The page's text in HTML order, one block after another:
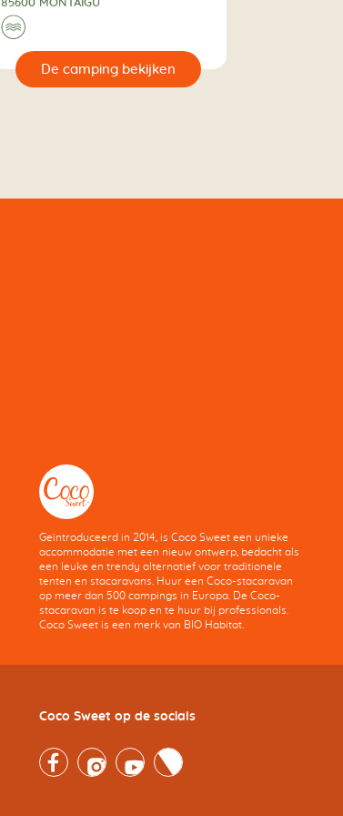
85600 MONTAIGU
🌊
Geïntroduceerd in 2014, is Coco Sweet een unieke
accommodatie met een nieuw ontwerp, bedacht als
een leuke en trendy alternatief voor traditionele
tenten en stacaravans. Huur een Coco-stacaravan
op meer dan 500 campings in Europa. De Coco-
stacaravan is te koop en te huur bij professionals.
Coco Sweet is een merk van BIO Habitat.
Coco Sweet op de socials
FacebookInstagramYoutubeTwitter